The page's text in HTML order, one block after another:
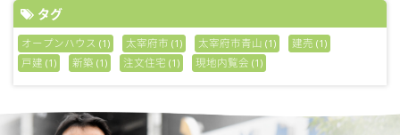
タグ
オープンハウス (1) 太宰府市 (1) 太宰府市青山 (1) 建売 (1)
戸建 (1) 新築 (1) 注文住宅 (1) 現地内覧会 (1)